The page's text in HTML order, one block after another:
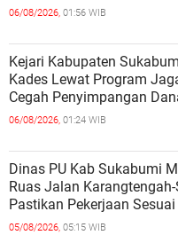
06/08/2026, 01:56 WIB
Kejari Kabupaten
Kades Lewat Program
Cegah Penyimpangan
06/08/2026, 01:24 WIB
Dinas PU Kab Sukabumi
Ruas Jalan
Pastikan Pekerjaan
Teknis
05/08/2026, 05:15 WIB